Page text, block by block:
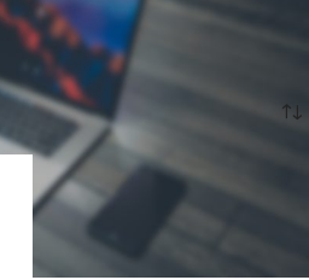
Produse etichetate „M01: 43 buc”